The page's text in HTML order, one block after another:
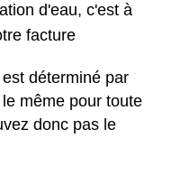
d'eau, c'est à
facture
déterminé par
même pour toute
donc pas le